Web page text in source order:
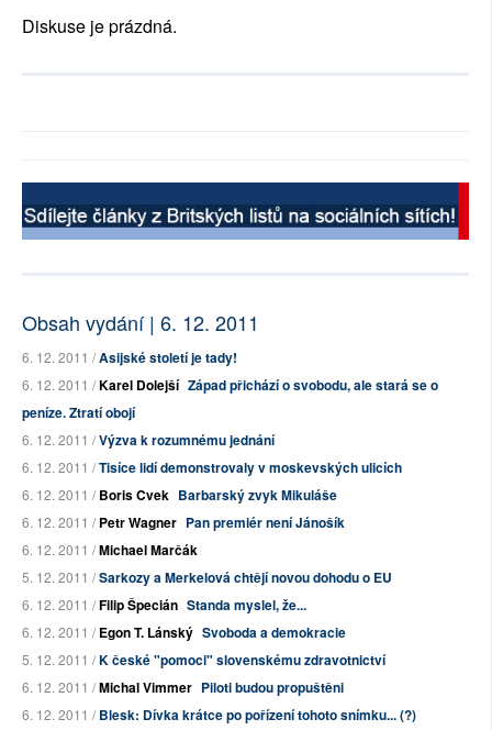
Diskuse je prázdná.
Obsah vydání | 6. 12. 2011
6. 12. 2011 /Asijské století je tady!
6. 12. 2011 /Karel Dolejší Západ přichází o svobodu, ale stará se o
peníze. Ztratí obojí
6. 12. 2011 /Výzva k rozumnému jednání
6. 12. 2011 /Tisíce lidí demonstrovaly v moskevských ulicích
6. 12. 2011 /Boris Cvek Barbarský zvyk Mikuláše
6. 12. 2011 /Petr Wagner Pan premiér není Jánošík
6. 12. 2011 /Michael Marčák
5. 12. 2011 /Sarkozy a Merkelová chtějí novou dohodu o EU
6. 12. 2011 /Filip Špecián Standa myslel, že...
6. 12. 2011 /Egon T. Lánský Svoboda a demokracie
5. 12. 2011 /K české "pomoci" slovenskému zdravotnictví
6. 12. 2011 /Michal Vimmer Piloti budou propuštěni
6. 12. 2011 /Blesk: Dívka krátce po pořízení tohoto snímku... (?)